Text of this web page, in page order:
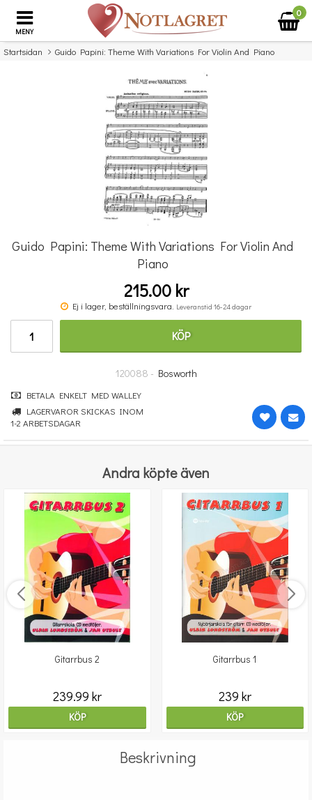
MENY
0
Startsidan Guido Papini: Theme With Variations For Violin And Piano
Missa inte detta...
Double Bass Quartets
348 kr
Guido Papini: Theme With Variations For Violin And
Piano
215.00 kr
Ej i lager, beställningsvara. Leveranstid 16-24 dagar
KÖP
120088 - Bosworth
BETALA ENKELT MED WALLEY
LAGERVAROR SKICKAS INOM
1-2 ARBETSDAGAR
Andra köpte även
Gitarrbus 2
239.99 kr
KÖP
Gitarrbus 1
239 kr
KÖP
Beskrivning